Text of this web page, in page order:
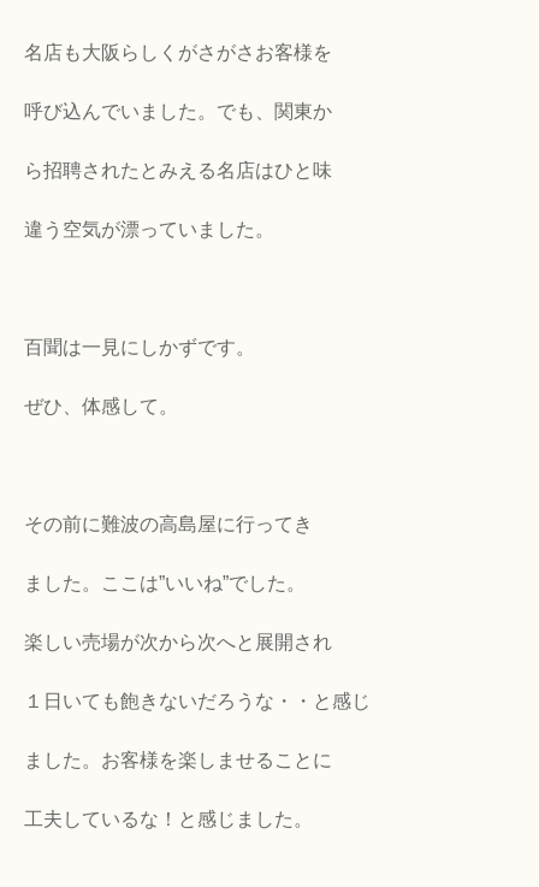
名店も大阪らしくがさがさお客様を
呼び込んでいました。でも、関東か
ら招聘されたとみえる名店はひと味
違う空気が漂っていました。
百聞は一見にしかずです。
ぜひ、体感して。
その前に難波の高島屋に行ってき
ました。ここは”いいね”でした。
楽しい売場が次から次へと展開され
１日いても飽きないだろうな・・と感じ
ました。お客様を楽しませることに
工夫しているな！と感じました。